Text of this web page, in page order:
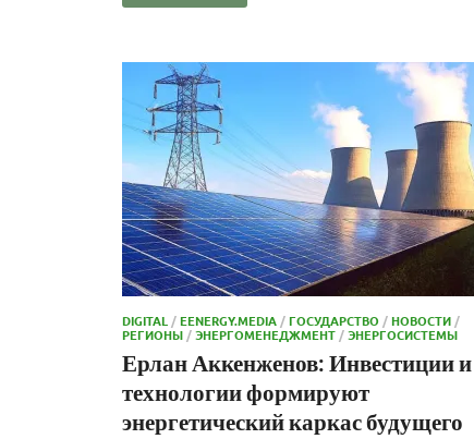
DIGITAL /EENERGY.MEDIA /ГОСУДАРСТВО /НОВОСТИ /
РЕГИОНЫ /ЭНЕРГОМЕНЕДЖМЕНТ /ЭНЕРГОСИСТЕМЫ
Ерлан Аккенженов: Инвестиции и
технологии формируют
энергетический каркас будущего